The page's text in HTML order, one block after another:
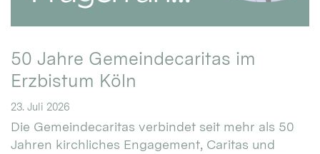
50 Jahre Gemeindecaritas im
Erzbistum Köln
23. Juli 2026
Die Gemeindecaritas verbindet seit mehr als 50
Jahren kirchliches Engagement, Caritas und